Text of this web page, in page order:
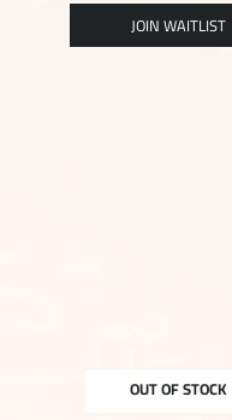
OUT OF STOCK